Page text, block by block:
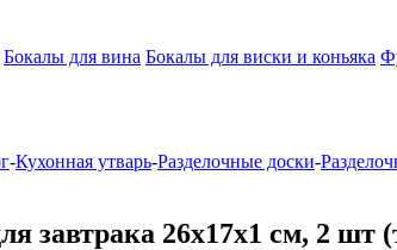
Бокалы для вина Бокалы для виски и коньяка
-Кухонная утварь-Разделочные доски-
завтрака 26х17х1 см, 2 шт